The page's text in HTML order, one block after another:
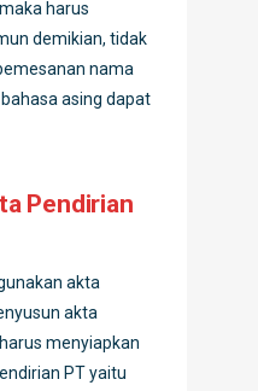
harus
demikian, tidak
nama
asing dapat
Pendirian
akta
akta
menyiapkan
PT yaitu